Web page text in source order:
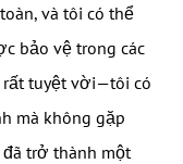
và tôi có thể
bảo vệ trong các
rất tuyệt vời—tôi có
mà không gặp
đã trở thành một